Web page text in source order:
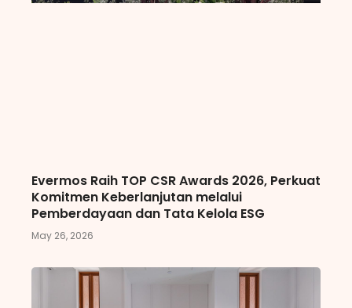
Evermos Raih TOP CSR Awards 2026, Perkuat
Komitmen Keberlanjutan melalui
Pemberdayaan dan Tata Kelola ESG
May 26, 2026